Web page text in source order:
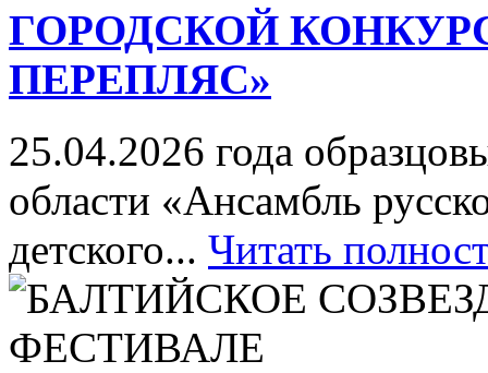
ГОРОДСКОЙ
ПЕРЕПЛЯС»
25.04.2026 года
области «Ансамбль
детского... Читать